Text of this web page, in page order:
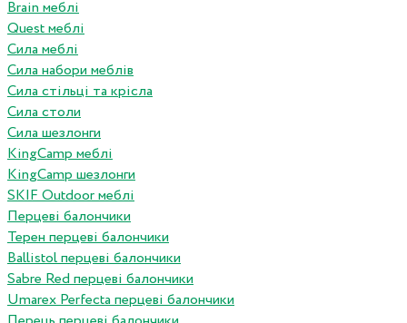
Brain меблі
Quest меблі
Сила меблі
Сила набори меблів
Сила стільці та крісла
Сила столи
Сила шезлонги
KingCamp меблі
KingCamp шезлонги
SKIF Outdoor меблі
Перцеві балончики
Терен перцеві балончики
Ballistol перцеві балончики
Sabre Red перцеві балончики
Umarex Perfecta перцеві балончики